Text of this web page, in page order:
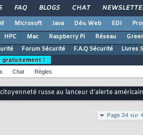
FAQ BLOGS CHAT
Microsoft Java Dév. Web EDI
HPC Mac Raspberry Pi Réseau
Forum Sécurité F.A.Q Sécurité Livres
gratuitement !
Chat Règles
russe au lanceur d'alerte
Page 34 sur